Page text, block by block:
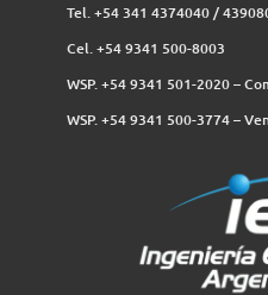
Tel. +54 341 4374040 /
Cel. +54 9341 500-8003
WSP. +54 9341 501-2020 –
WSP. +54 9341 500-3774‬ –